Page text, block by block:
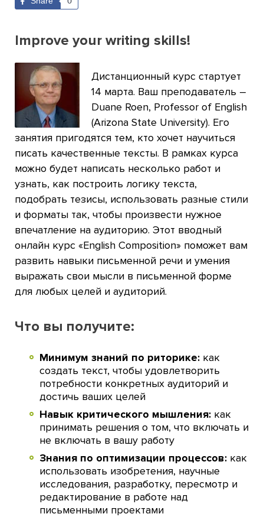
Improve your writing skills!
Дистанционный курс стартует
14 марта. Ваш преподаватель –
Duane Roen, Professor of English
(Arizona State University). Его
занятия пригодятся тем, кто хочет научиться
писать качественные тексты. В рамках курса
можно будет написать несколько работ и
узнать, как построить логику текста,
подобрать тезисы, использовать разные стили
и форматы так, чтобы произвести нужное
впечатление на аудиторию. Этот вводный
онлайн курс «English Composition» поможет вам
развить навыки письменной речи и умения
выражать свои мысли в письменной форме
для любых целей и аудиторий.
Что вы получите:
Минимум знаний по риторике: как
создать текст, чтобы удовлетворить
потребности конкретных аудиторий и
достичь ваших целей
Навык критического мышления: как
принимать решения о том, что включать и
не включать в вашу работу
Знания по оптимизации процессов: как
использовать изобретения, научные
исследования, разработку, пересмотр и
редактирование в работе над
письменными проектами